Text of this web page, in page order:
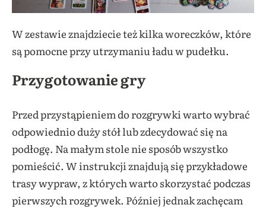
W zestawie znajdziecie też kilka woreczków, które
są pomocne przy utrzymaniu ładu w pudełku.
Przygotowanie gry
Przed przystąpieniem do rozgrywki warto wybrać
odpowiednio duży stół lub zdecydować się na
podłogę. Na małym stole nie sposób wszystko
pomieścić. W instrukcji znajdują się przykładowe
trasy wypraw, z których warto skorzystać podczas
pierwszych rozgrywek. Później jednak zachęcam